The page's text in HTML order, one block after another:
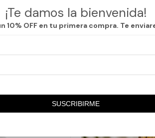
¡Te damos la bienvenida!
OFF en tu primera compra. Te
SUSCRIBIRME
su esplendor.